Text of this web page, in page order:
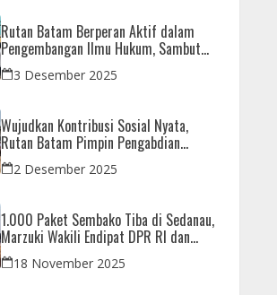
Rutan Batam Berperan Aktif dalam
Pengembangan Ilmu Hukum, Sambut
Kunjungan Observasi Mahasiswa UIB
3 Desember 2025
Wujudkan Kontribusi Sosial Nyata,
Rutan Batam Pimpin Pengabdian
Imipas untuk Negeri di Masjid
Syahrom Ba’dawi
2 Desember 2025
1.000 Paket Sembako Tiba di Sedanau,
Marzuki Wakili Endipat DPR RI dan
Iman Sutiawan Kawal Reses di Natuna
18 November 2025